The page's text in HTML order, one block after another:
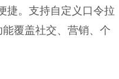
捷。支持自定义口令拉
覆盖社交、营销、个